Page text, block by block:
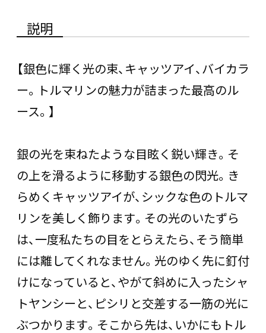
説明
【銀色に輝く光の束、キャッツアイ、バイカラ
ー。トルマリンの魅力が詰まった最高のル
ース。】
銀の光を束ねたような目眩く鋭い輝き。そ
の上を滑るように移動する銀色の閃光。き
らめくキャッツアイが、シックな色のトルマ
リンを美しく飾ります。その光のいたずら
は、一度私たちの目をとらえたら、そう簡単
には離してくれなません。光のゆく先に釘付
けになっていると、やがて斜めに入ったシャ
トヤンシーと、ピシリと交差する一筋の光に
ぶつかります。そこから先は、いかにもトル